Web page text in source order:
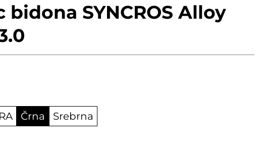
bidona SYNCROS Alloy
Črna Srebrna